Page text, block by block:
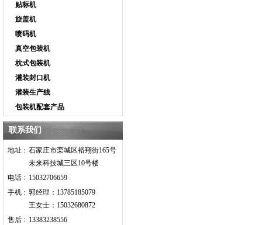
贴标机
旋盖机
喷码机
真空包装机
枕式包装机
灌装封口机
灌装生产线
包装机配套产品
联系我们
地址 : 石家庄市栾城区裕翔街165号
未来科技城三区10号楼
电话 : 15032706659
手机 : 郭经理：13785185079
王女士：15032680872
售后 : 13383238556